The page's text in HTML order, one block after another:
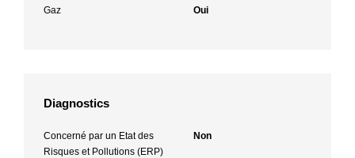
Gaz Oui
Diagnostics
Concerné par un Etat des
Risques et Pollutions (ERP)
Non